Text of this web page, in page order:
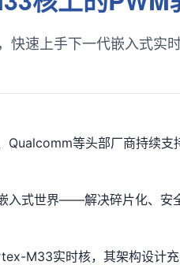
，快速上手下一代嵌入式实
Qualcomm等头部厂商持续支
入式世界——解决碎片化、安
M33实时核，其架构设计充